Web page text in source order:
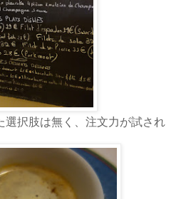
選択肢は無く、注文力が試され